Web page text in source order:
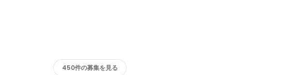
450件の募集を見る